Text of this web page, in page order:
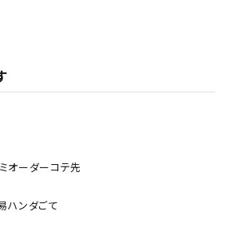
オーダーコテ先
ハンダごて